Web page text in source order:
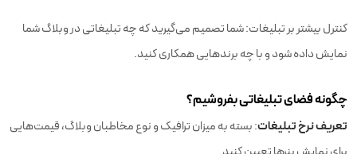
کنترل بیشتر بر تبلیغات: شما تصمیم می‌گیرید که چه تبلیغاتی در وبلاگ شما
نمایش داده شود و با چه برندهایی همکاری کنید.
چگونه فضای تبلیغاتی بفروشیم؟
تعریف نرخ تبلیغات: بسته به میزان ترافیک و نوع مخاطبان وبلاگ، قیمت‌هایی